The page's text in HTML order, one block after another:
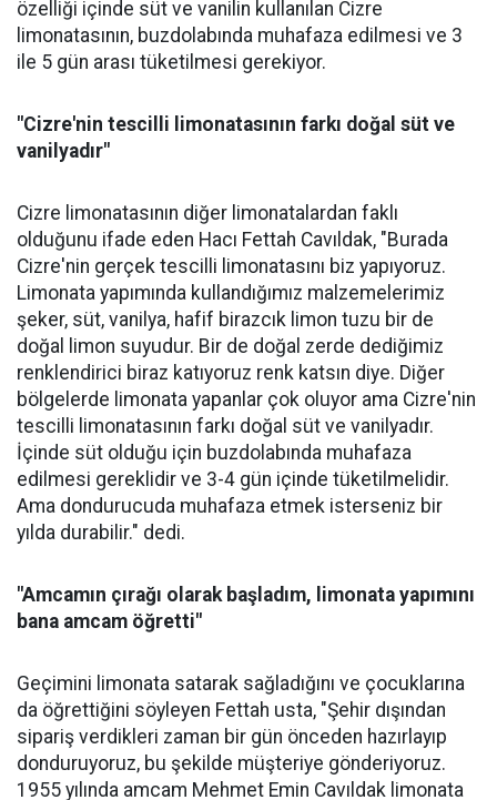
özelliği içinde süt ve vanilin kullanılan Cizre
limonatasının, buzdolabında muhafaza edilmesi ve 3
ile 5 gün arası tüketilmesi gerekiyor.
"Cizre'nin tescilli limonatasının farkı doğal süt ve
vanilyadır"
Cizre limonatasının diğer limonatalardan faklı
olduğunu ifade eden Hacı Fettah Cavıldak, "Burada
Cizre'nin gerçek tescilli limonatasını biz yapıyoruz.
Limonata yapımında kullandığımız malzemelerimiz
şeker, süt, vanilya, hafif birazcık limon tuzu bir de
doğal limon suyudur. Bir de doğal zerde dediğimiz
renklendirici biraz katıyoruz renk katsın diye. Diğer
bölgelerde limonata yapanlar çok oluyor ama Cizre'nin
tescilli limonatasının farkı doğal süt ve vanilyadır.
İçinde süt olduğu için buzdolabında muhafaza
edilmesi gereklidir ve 3-4 gün içinde tüketilmelidir.
Ama dondurucuda muhafaza etmek isterseniz bir
yılda durabilir." dedi.
"Amcamın çırağı olarak başladım, limonata yapımını
bana amcam öğretti"
Geçimini limonata satarak sağladığını ve çocuklarına
da öğrettiğini söyleyen Fettah usta, "Şehir dışından
sipariş verdikleri zaman bir gün önceden hazırlayıp
donduruyoruz, bu şekilde müşteriye gönderiyoruz.
1955 yılında amcam Mehmet Emin Cavıldak limonata